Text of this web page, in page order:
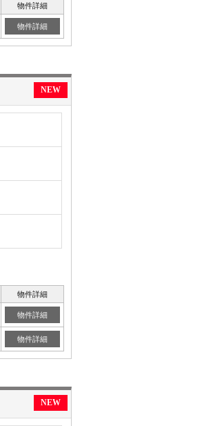
物件詳細
物件詳細
NEW
物件詳細
物件詳細
物件詳細
NEW